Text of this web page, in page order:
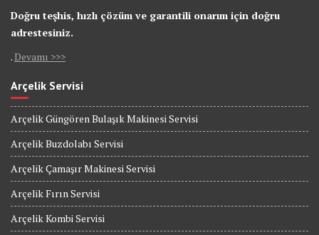
Doğru teşhis, hızlı çözüm ve garantili onarım için doğru
adrestesiniz.
. Devamı >>>
Arçelik Servisi
Arçelik Güngören Bulaşık Makinesi Servisi
Arçelik Buzdolabı Servisi
Arçelik Çamaşır Makinesi Servisi
Arçelik Fırın Servisi
Arçelik Kombi Servisi